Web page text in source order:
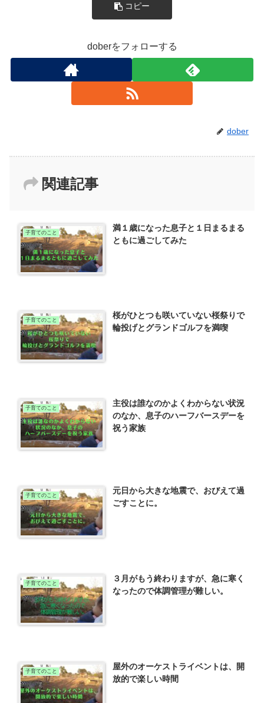
コピー
doberをフォローする
dober
関連記事
子育てのこと
満１歳になった息子と１日まるまる
ともに過ごしてみた
子育てのこと
桜がひとつも咲いていない桜祭りで
輪投げとグランドゴルフを満喫
子育てのこと
主役は誰なのかよくわからない状況
のなか、息子のハーフバースデーを
祝う家族
子育てのこと
元日から大きな地震で、おびえて過
ごすことに。
子育てのこと
３月がもう終わりますが、急に寒く
なったので体調管理が難しい。
子育てのこと
屋外のオーケストライベントは、開
放的で楽しい時間